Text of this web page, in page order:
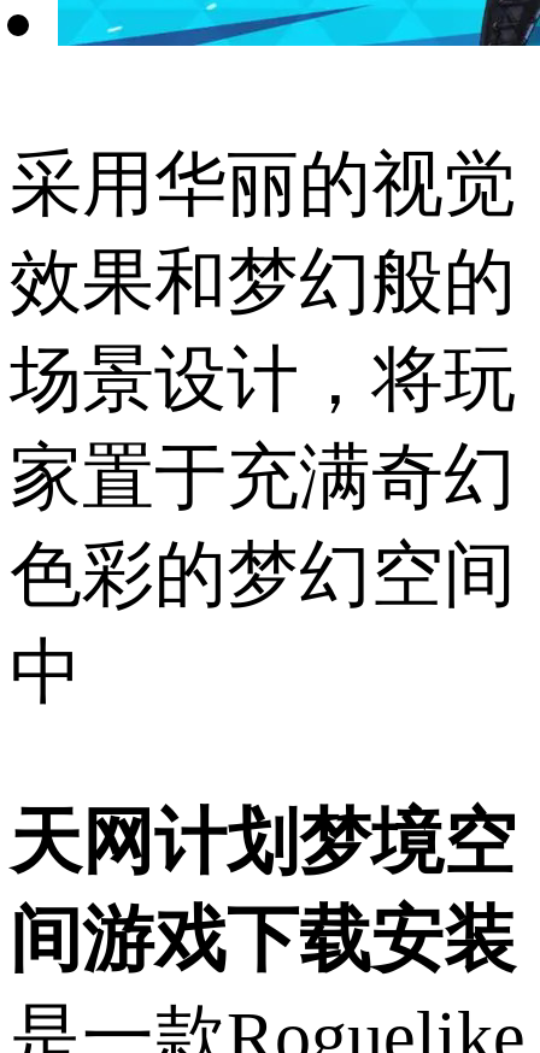
采用华丽的视觉
效果和梦幻般的
场景设计，将玩
家置于充满奇幻
色彩的梦幻空间
中
天网计划梦境空
间游戏下载安装
是一款Roguelike